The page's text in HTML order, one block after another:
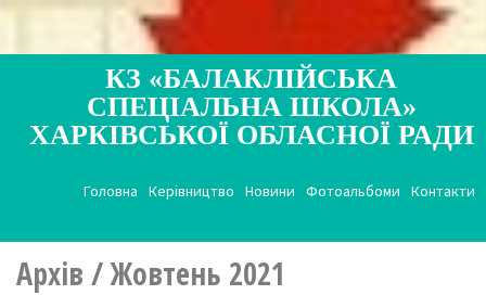
КЗ «БАЛАКЛІЙСЬКА
СПЕЦІАЛЬНА ШКОЛА»
ХАРКІВСЬКОЇ ОБЛАСНОЇ РАДИ
Головна Керівництво Новини Фотоальбоми Контакти
Архів / Жовтень 2021